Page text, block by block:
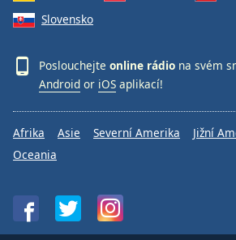
Slovensko
Poslouchejte online rádio na svém
Android or iOS aplikací!
Afrika Asie Severní Amerika Jižní
Oceania